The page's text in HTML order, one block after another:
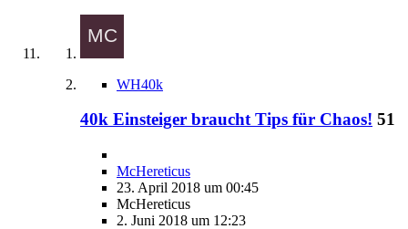
WH40k
40k Einsteiger braucht Tips für Chaos! 51
McHereticus
23. April 2018 um 00:45
McHereticus
2. Juni 2018 um 12:23